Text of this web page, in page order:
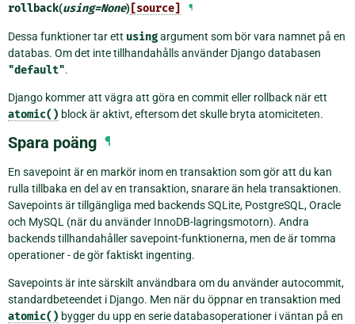
rollback(using=None) [source] ¶
Dessa funktioner tar ett usingargument som bör vara namnet på en
databas. Om det inte tillhandahålls använder Django databasen
"default".
Django kommer att vägra att göra en commit eller rollback när ett
atomic() block är aktivt, eftersom det skulle bryta atomiciteten.
Spara poäng ¶
En savepoint är en markör inom en transaktion som gör att du kan
rulla tillbaka en del av en transaktion, snarare än hela transaktionen.
Savepoints är tillgängliga med backends SQLite, PostgreSQL, Oracle
och MySQL (när du använder InnoDB-lagringsmotorn). Andra
backends tillhandahåller savepoint-funktionerna, men de är tomma
operationer - de gör faktiskt ingenting.
Savepoints är inte särskilt användbara om du använder autocommit,
standardbeteendet i Django. Men när du öppnar en transaktion med
atomic() bygger du upp en serie databasoperationer i väntan på en